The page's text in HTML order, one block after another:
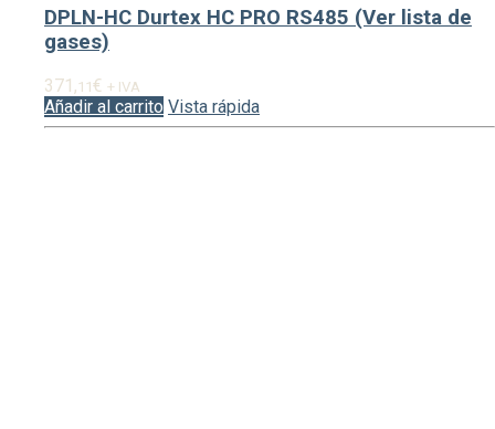
DPLN-HC Durtex HC PRO RS485 (Ver lista de
gases)
371,11€ + IVA
Añadir al carrito Vista rápida